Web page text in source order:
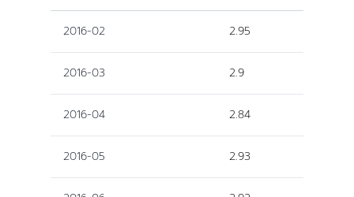
2016-02 2.95
2016-03 2.9
2016-04 2.84
2016-05 2.93